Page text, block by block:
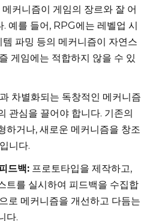
메커니즘이 게임의 장르와 잘 어
예를 들어, RPG에는 레벨업 시
템 파밍 등의 메커니즘이 자연스
게임에는 적합하지 않을 수 있
차별화되는 독창적인 메커니즘
관심을 끌어야 합니다. 기존의
하거나, 새로운 메커니즘을 창조
니다.
드백: 프로토타입을 제작하고,
트를 실시하여 피드백을 수집합
로 메커니즘을 개선하고 다듬는
다.